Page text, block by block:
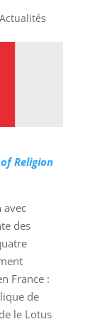
Actualités
Religion
avec
des
France :
de
le Lotus